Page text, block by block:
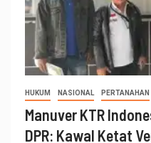
HUKUM NASIONAL PERTANAHAN
Manuver KTR
DPR: Kawal Ketat